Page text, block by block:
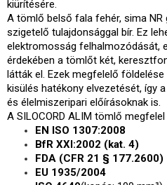
kiürítésére.
A tömlő belső fala fehér, sima NR
szigetelő tulajdonsággal bír. Ez
elektromosság felhalmozódását,
érdekében a tömlőt két,
látták el. Ezek megfelelő
kisülés hatékony elvezetését, így
és élelmiszeripari előírásoknak is.
A SILOCORD ALIM tömlő
EN ISO 1307:2008
BfR XXI:2002 (kat. 4)
FDA (CFR 21 § 177.2600)
EU 1935/2004